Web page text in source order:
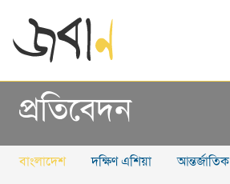
প্রতিবেদন
বাংলাদেশ দক্ষিণ এশিয়া
আন্তর্জাতিক